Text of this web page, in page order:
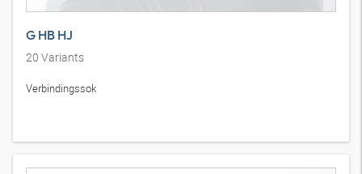
G HB HJ
20 Variants
Verbindingssok